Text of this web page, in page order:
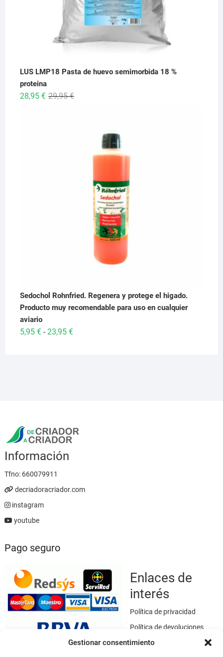
Gestionar consentimiento
LUS LMP18 Pasta de huevo semimorbida 18 %
proteina
29,95€El
28,95 €
El
Sedochol Rohnfried. Regenera y protege el higado.
Producto muy recomendable para uso en cualquier
aviario
5,95 € - 23,95 €Rango
Información
Tfno: 660079911
decriadoracriador.com
instagram
youtube
Pago seguro
Enlaces de
interés
Política de privacidad
Política de devoluciones
Política de cookies